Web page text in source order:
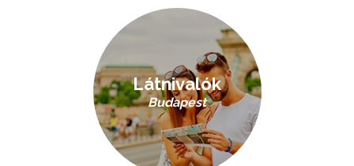
Látnivalók
Budapest